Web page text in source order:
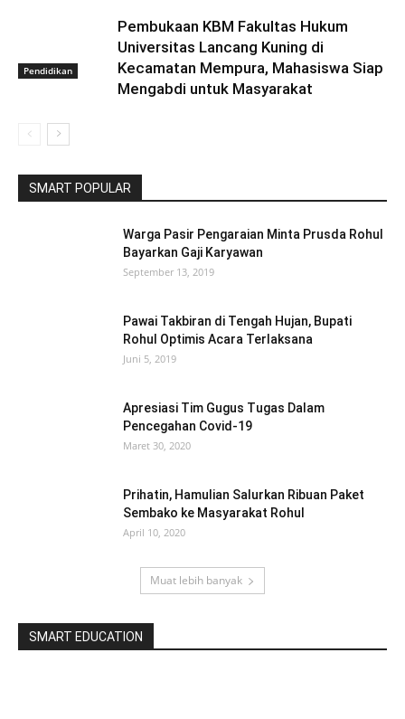
Pendidikan
Pembukaan KBM Fakultas Hukum
Universitas Lancang Kuning di
Kecamatan Mempura, Mahasiswa Siap
Mengabdi untuk Masyarakat
SMART POPULAR
Warga Pasir Pengaraian Minta Prusda Rohul
Bayarkan Gaji Karyawan
September 13, 2019
Pawai Takbiran di Tengah Hujan, Bupati
Rohul Optimis Acara Terlaksana
Juni 5, 2019
Apresiasi Tim Gugus Tugas Dalam
Pencegahan Covid-19
Maret 30, 2020
Prihatin, Hamulian Salurkan Ribuan Paket
Sembako ke Masyarakat Rohul
April 10, 2020
Muat lebih banyak
SMART EDUCATION